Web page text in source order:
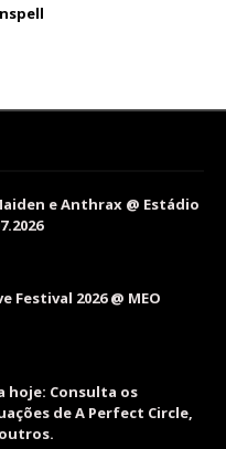
e Anthrax @ Estádio
Festival 2026 @ MEO
hoje: Consulta os
de A Perfect Circle,